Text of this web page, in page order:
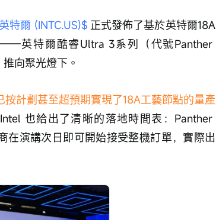
特爾 (INTC.US)$ 正式發佈了基於英特爾18A
英特爾酷睿Ultra 3系列（代號Panther
向聚光燈下。
計劃甚至超預期實現了18A工藝節點的量產
Intel 也給出了清晰的落地時間表：Panther
在演講次日即可開始接受整機訂單，實際出